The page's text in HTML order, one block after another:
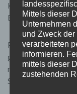
Kronen, bessere
Bäume.
Passend dazu wird
geben – eine tolle
man Obstbäume
Streuobstwiesen
Mittels dieser
Unternehmen
und Zweck
verarbeiteten
informieren.
mittels dieser
zustehenden